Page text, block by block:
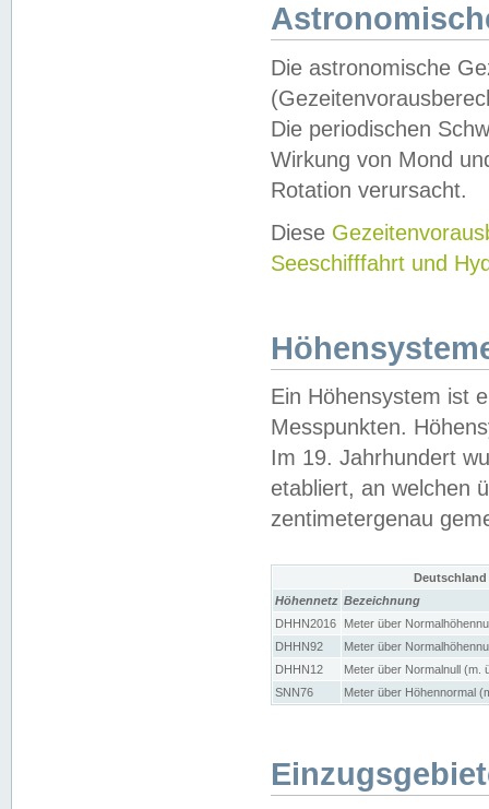
Die astronomische
Die periodischen
Wirkung von Mond
Rotation verursacht.
Diese
Seeschifffahrt und
Ein Höhensystem ist
Messpunkten.
Im 19. Jahrhundert
etabliert, an welchen
zentimetergenau
Höhennetz Bezeichnung
DHHN2016
Meter über
DHHN92
Meter über
DHHN12
Meter über Normalnull (m.
SNN76
Meter über Höhennormal